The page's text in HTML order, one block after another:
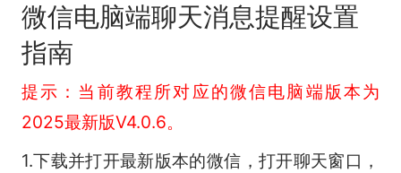
微信电脑端聊天消息提醒设置
指南
提示：当前教程所对应的微信电脑端版本为
2025最新版V4.0.6。
1.下载并打开最新版本的微信，打开聊天窗口，